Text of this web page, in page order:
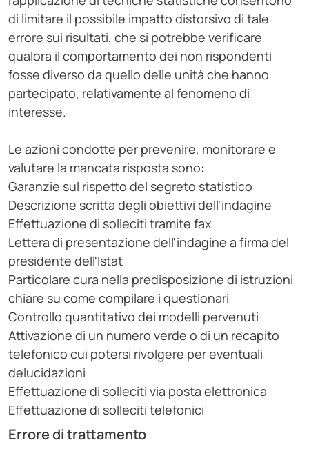
di limitare il possibile impatto distorsivo di tale
errore sui risultati, che si potrebbe verificare
qualora il comportamento dei non rispondenti
fosse diverso da quello delle unità che hanno
partecipato, relativamente al fenomeno di
interesse.
Le azioni condotte per prevenire, monitorare e
valutare la mancata risposta sono:
Garanzie sul rispetto del segreto statistico
Descrizione scritta degli obiettivi dell'indagine
Effettuazione di solleciti tramite fax
Lettera di presentazione dell'indagine a firma del
presidente dell'Istat
Particolare cura nella predisposizione di istruzioni
chiare su come compilare i questionari
Controllo quantitativo dei modelli pervenuti
Attivazione di un numero verde o di un recapito
telefonico cui potersi rivolgere per eventuali
delucidazioni
Effettuazione di solleciti via posta elettronica
Effettuazione di solleciti telefonici
Errore di trattamento